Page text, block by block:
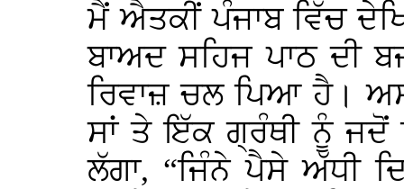
ਮੈਂ ਐਤਕੀਂ ਪੰਜਾਬ ਵਿੱਚ
ਬਾਅਦ ਸਹਿਜ ਪਾਠ ਦੀ
ਰਿਵਾਜ਼ ਚਲ ਪਿਆ ਹੈ।
ਸਾਂ ਤੇ ਇੱਕ ਗ੍ਰੰਥੀ ਨੂੰ ਜਦੋਂ
ਲੱਗਾ, “ਜਿੰਨੇ ਪੈਸੇ ਅੱਧੀ